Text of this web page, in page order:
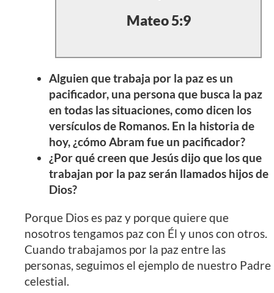
Mateo 5:9
Alguien que trabaja por la paz es un
pacificador, una persona que busca la paz
en todas las situaciones, como dicen los
versículos de Romanos. En la historia de
hoy, ¿cómo Abram fue un pacificador?
¿Por qué creen que Jesús dijo que los que
trabajan por la paz serán llamados hijos de
Dios?
Porque Dios es paz y porque quiere que
nosotros tengamos paz con Él y unos con otros.
Cuando trabajamos por la paz entre las
personas, seguimos el ejemplo de nuestro Padre
celestial.